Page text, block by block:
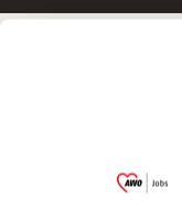
Garitz
(Ein